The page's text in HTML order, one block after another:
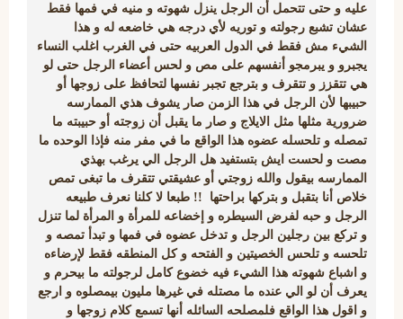
عليه و حتى تتحمل أن الرجل ينزل شهوته و منيه في فمها فقط
عشان تشبع رجولته و توريه لأي درجه هي خاضعه له و هذا
الشيء مش فقط في الدول العربيه حتى في الغرب اغلب النساء
يجبرو و يبرمجو أنفسهم على مص و لحس أعضاء الرجل حتى لو
هي تتقزز و تتقرف و بترجع تجبر نفسها لتحافظ على زوجها أو
حبيبها لأن الرجل في هذا الزمن صار يشوف هذي الممارسه
ضرورية مثلها مثل الايلاج و صار ما يقبل أن زوجته أو حبيبته ما
تمصله و تلحسله عضوه هذا الواقع ما في مفر منه فإذا الوحده ما
مصت و لحست ايش بتستفيد هل الرجل الي يرغب بهذي
الممارسه بيقول والله زوجتي أو عشيقتي تتقرف ما تبغى تمص
خلاص أنا بتقبل و بتركها براحتها !! طبعا لا كلنا نعرف طبيعه
الرجل و حبه لفرض السيطره و إخضاعه للمرأة و المرأة لما تنزل
و تركع بين رجلين الرجل و تدخل عضوه في فمها و تبدأ تمصه و
تلحسه و تلحس الخصيتين و الفتحه و كل المنطقه فقط لإرضاءه
و اشباع شهوته هذا الشيء فيه خضوع كامل لرجولته ما بيحرم و
يعرف أن لو الي عنده ما مصتله في غيرها مليون بيمصلوه و ارجع
و اقول هذا الواقع فلمصلحه السائله أنها تسمع كلام زوجها و